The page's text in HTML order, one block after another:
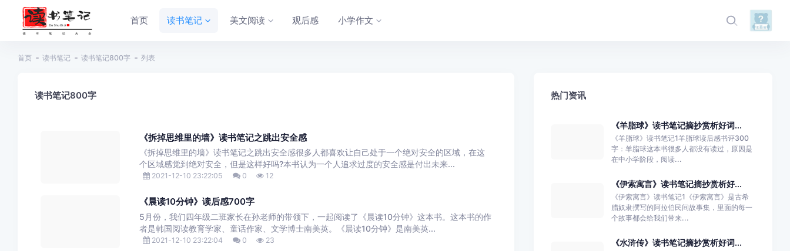
首页 读书笔记 美文阅读 观后感 小学作文
首页 读书笔记 读书笔记800字 列表
读书笔记800字
《拆掉思维里的墙》读书笔记之跳出安全感
《拆掉思维里的墙》读书笔记之跳出安全感很多人都喜欢让自己处于一个绝对安全的区域，在这
个区域感觉到绝对安全，但是这样好吗?本书认为一个人追求过度的安全感是付出未来...
2021-12-10 23:22:05 0 12
《晨读10分钟》读后感700字
5月份，我们四年级二班家长在孙老师的带领下，一起阅读了《晨读10分钟》这本书。这本书的作
者是韩国阅读教育学家、童话作家、文学博士南美英。《晨读10分钟》是南美英...
2021-12-10 23:22:04 0 23
热门资讯
《羊脂球》读书笔记摘抄赏析好词...
《羊脂球》读书笔记1羊脂球读后感书评300
字：羊脂球这本书很多人都没有读过，原因是
在中小学阶段，阅读...
《伊索寓言》读书笔记摘抄赏析好...
《伊索寓言》读书笔记1《伊索寓言》是古希
腊奴隶撰写的阿拉伯民间故事集，里面的每一
个故事都会给我们带来...
《水浒传》读书笔记摘抄赏析好词...